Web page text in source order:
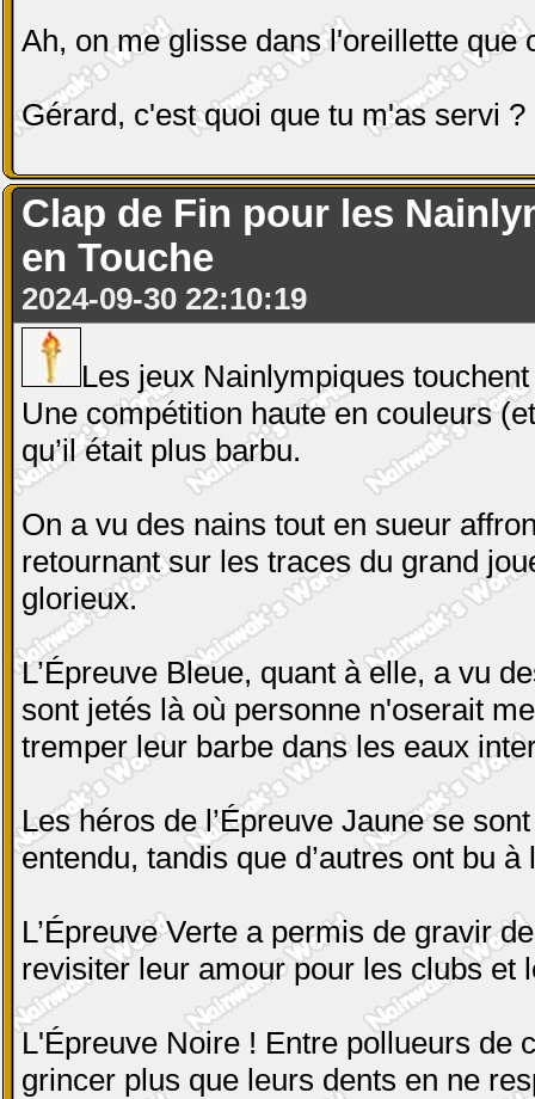
Ah, on me glisse dans l'oreillette que
Gérard, c'est quoi que tu m'as servi ?
Clap de Fin pour les
en Touche
2024-09-30 22:10:19
Les jeux Nainlympiques
Une compétition haute en couleurs
qu’il était plus barbu.
On a vu des nains tout en sueur
retournant sur les traces du grand
glorieux.
L’Épreuve Bleue, quant à elle, a vu
sont jetés là où personne n'oserait
tremper leur barbe dans les eaux
Les héros de l’Épreuve Jaune se
entendu, tandis que d’autres ont bu
L’Épreuve Verte a permis de gravir
revisiter leur amour pour les clubs et
L'Épreuve Noire ! Entre pollueurs de
grincer plus que leurs dents en ne